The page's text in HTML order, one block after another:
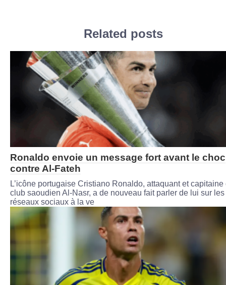
Related posts
Ronaldo envoie un message fort avant le choc
contre Al-Fateh
L’icône portugaise Cristiano Ronaldo, attaquant et capitaine
club saoudien Al-Nasr, a de nouveau fait parler de lui sur les
réseaux sociaux à la ve